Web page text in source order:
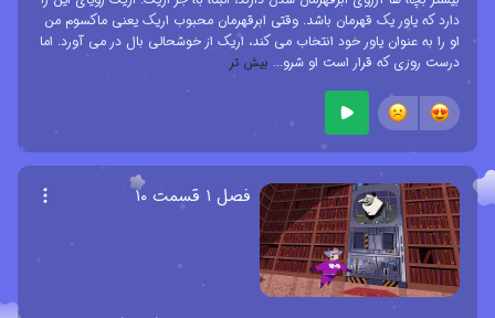
دارد که یاور یک قهرمان باشد. وقتی ابرقهرمان محبوب اریک یعنی ماکسوم من
او را به عنوان یاور خود انتخاب می کند، اریک از خوشحالی بال در می آورد. اما
درست روزی که قرار است او شرو... بیش تر
فصل ۱ قسمت ۱۰